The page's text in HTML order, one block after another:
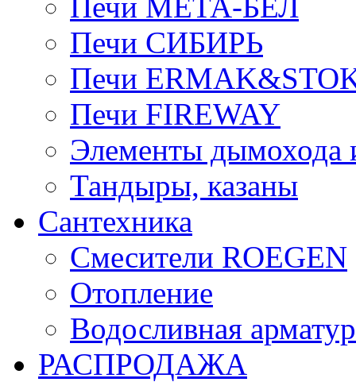
Печи СИБИРЬ
Печи
Печи FIREWAY
Элементы дымохода
Тандыры, казаны
Сантехника
Смесители ROEGEN
Отопление
Водосливная
РАСПРОДАЖА